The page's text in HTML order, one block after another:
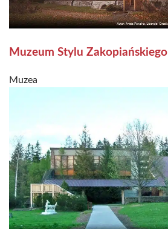
Muzeum Stylu Zakopiańskiego
Muzea